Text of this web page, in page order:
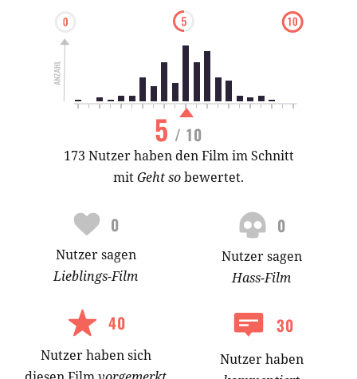
5 / 10
173 Nutzer haben den Film im Schnitt
mitGeht sobewertet.
0
Nutzersagen
Lieblings-Film
0
Nutzersagen
Hass-Film
40
Nutzerhabensich
30
Nutzer haben